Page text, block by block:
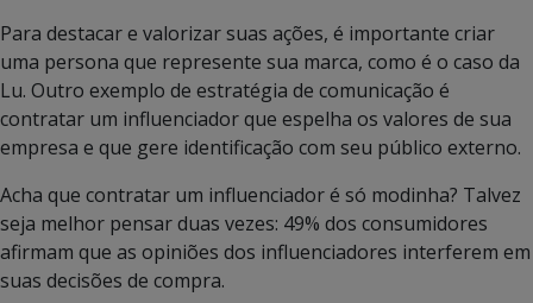
Para destacar e valorizar suas ações, é importante criar
uma persona que represente sua marca, como é o caso da
Lu. Outro exemplo de estratégia de comunicação é
contratar um influenciador que espelha os valores de sua
empresa e que gere identificação com seu público externo.
Acha que contratar um influenciador é só modinha? Talvez
seja melhor pensar duas vezes: 49% dos consumidores
afirmam que as opiniões dos influenciadores interferem em
suas decisões de compra.